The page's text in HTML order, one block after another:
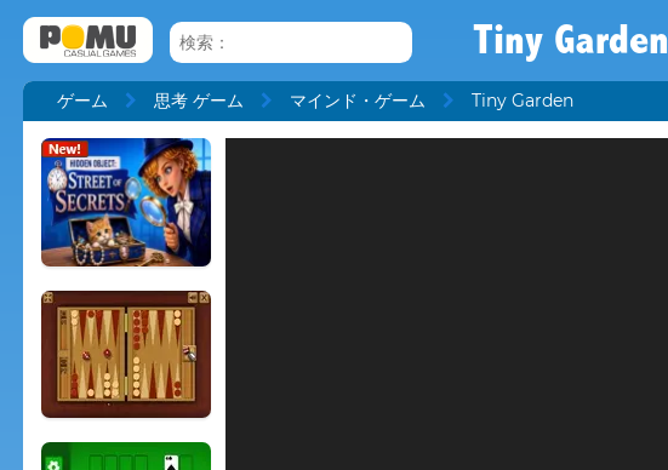
Tiny Garden
ゲーム 思考 ゲーム マインド・ゲーム Tiny Garden